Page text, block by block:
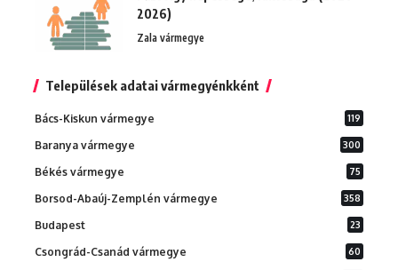
2026)
Zala vármegye
Települések adatai vármegyénkként
Bács-Kiskun vármegye 119
Baranya vármegye 300
Békés vármegye 75
Borsod-Abaúj-Zemplén vármegye 358
Budapest 23
Csongrád-Csanád vármegye 60